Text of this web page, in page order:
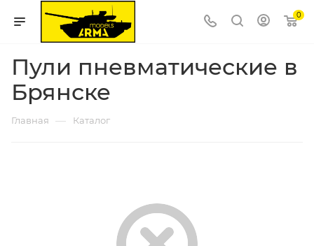
0
Пули пневматические в
Брянске
Главная — Каталог